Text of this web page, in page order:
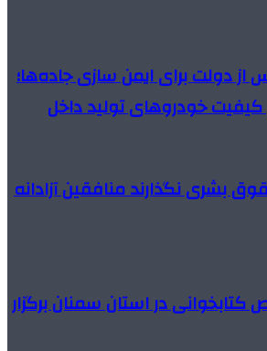
دولت برای ایمن سازی جاده‌ها؛
کیفیت خودروهای تولید داخل
بشری نگذارند منافقین آزادانه
کتابخوانی در استان سمنان برگزار